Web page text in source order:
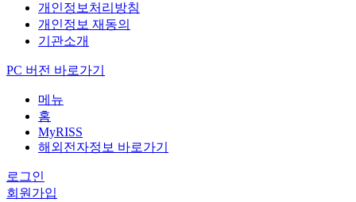
개인정보처리방침
개인정보 재동의
기관소개
PC 버전 바로가기
메뉴
홈
MyRISS
해외전자정보 바로가기
로그인
회원가입